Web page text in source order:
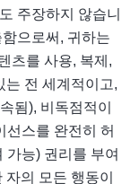
주장하지 않습니
으로써, 귀하는
츠를 사용, 복제,
는 전 세계적이고,
됨), 비독점적이
선스를 완전히 허
가능) 권리를 부여
의 모든 행동이